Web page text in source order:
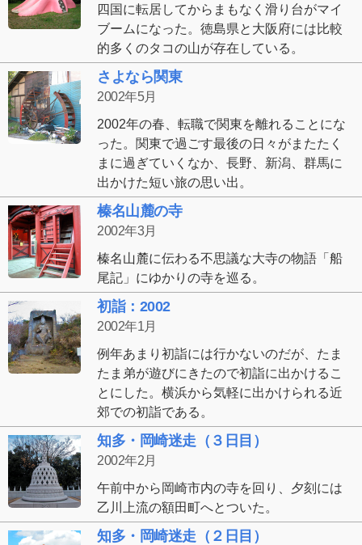
四国に転居してからまもなく滑り台がマイ
ブームになった。徳島県と大阪府には比較
的多くのタコの山が存在している。
さよなら関東
2002年5月
2002年の春、転職で関東を離れることにな
った。関東で過ごす最後の日々がまたたく
まに過ぎていくなか、長野、新潟、群馬に
出かけた短い旅の思い出。
榛名山麓の寺
2002年3月
榛名山麓に伝わる不思議な大寺の物語「船
尾記」にゆかりの寺を巡る。
初詣：2002
2002年1月
例年あまり初詣には行かないのだが、たま
たま弟が遊びにきたので初詣に出かけるこ
とにした。横浜から気軽に出かけられる近
郊での初詣である。
知多・岡崎迷走（３日目）
2002年2月
午前中から岡崎市内の寺を回り、夕刻には
乙川上流の額田町へとついた。
知多・岡崎迷走（２日目）